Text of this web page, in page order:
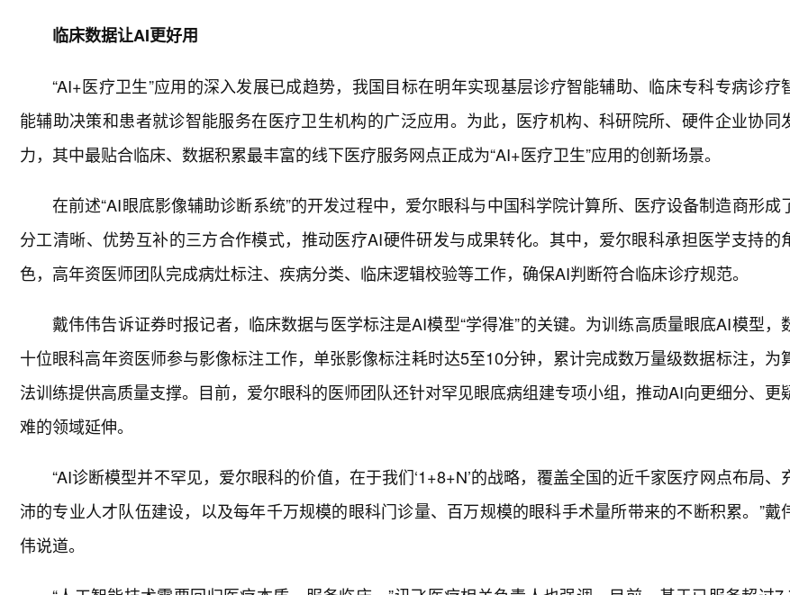
临床数据让AI更好用
“AI+医疗卫生”应用的深入发展已成趋势，我国目标在明年实现基层诊疗智能辅助、临床专科专病诊疗
能辅助决策和患者就诊智能服务在医疗卫生机构的广泛应用。为此，医疗机构、科研院所、硬件企业协同
力，其中最贴合临床、数据积累最丰富的线下医疗服务网点正成为“AI+医疗卫生”应用的创新场景。
在前述“AI眼底影像辅助诊断系统”的开发过程中，爱尔眼科与中国科学院计算所、医疗设备制造商形成
分工清晰、优势互补的三方合作模式，推动医疗AI硬件研发与成果转化。其中，爱尔眼科承担医学支持的
色，高年资医师团队完成病灶标注、疾病分类、临床逻辑校验等工作，确保AI判断符合临床诊疗规范。
戴伟伟告诉证券时报记者，临床数据与医学标注是AI模型“学得准”的关键。为训练高质量眼底AI模型，
十位眼科高年资医师参与影像标注工作，单张影像标注耗时达5至10分钟，累计完成数万量级数据标注，为
法训练提供高质量支撑。目前，爱尔眼科的医师团队还针对罕见眼底病组建专项小组，推动AI向更细分、更
难的领域延伸。
“AI诊断模型并不罕见，爱尔眼科的价值，在于我们‘1+8+N’的战略，覆盖全国的近千家医疗网点布局、
沛的专业人才队伍建设，以及每年千万规模的眼科门诊量、百万规模的眼科手术量所带来的不断积累。”戴
伟说道。